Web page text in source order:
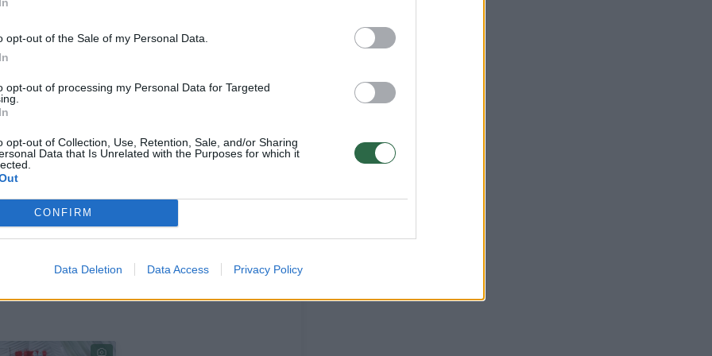
opt-out of the Sale of my Personal Data.
opt-out of processing my Personal Data for Targeted
opt-out of Collection, Use, Retention, Sale, and/or Sharing
Data that Is Unrelated with the Purposes for which it
CONFIRM
Data Deletion Data Access Privacy Policy
Žalgirio“, „Panevėžio“, „Riterių“ bei
praėjusiame sezone pasiektas
Kauno rajono „Hegelmann Litauen“
iš Kėdainių „Nevėžio“, Telšių „Džiugo“